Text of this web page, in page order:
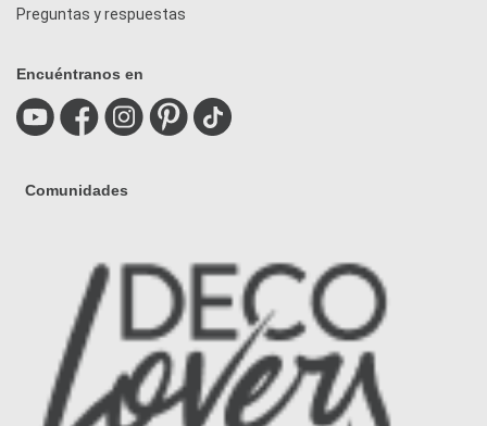
Preguntas y respuestas
Encuéntranos en
Comunidades